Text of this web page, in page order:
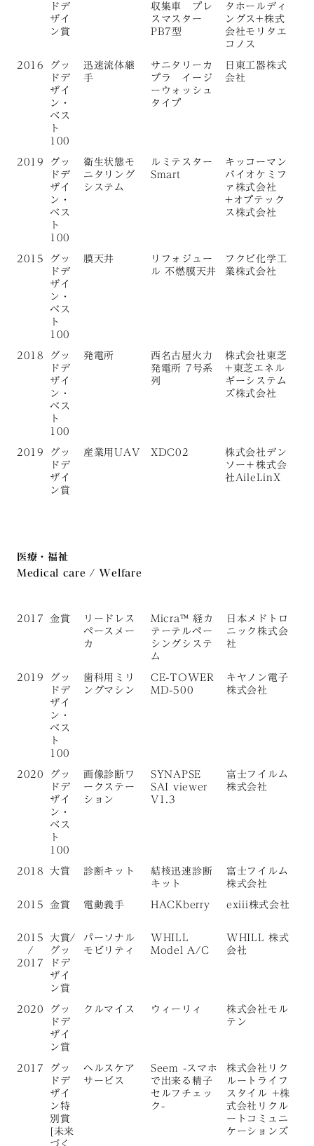
ドデ
ザイ
ン賞
収集車 プレ
スマスター
PB7型
タホールディ
ングス+株式
会社モリタエ
コノス
2016
グッ
ドデ
ザイ
ン・
ベス
ト
100
迅速流体継
手
サニタリーカ
プラ イージ
ーウォッシュ
タイプ
日東工器株式
会社
2019
グッ
ドデ
ザイ
ン・
ベス
ト
100
衛生状態モ
ニタリング
システム
ルミテスター
Smart
キッコーマン
バイオケミフ
ァ株式会社
+オプテック
ス株式会社
2015
グッ
ドデ
ザイ
ン・
ベス
ト
100
膜天井
リフォジュー
ル 不燃膜天井
フクビ化学工
業株式会社
2018
グッ
ドデ
ザイ
ン・
ベス
ト
100
発電所
西名古屋火力
発電所 7号系
列
株式会社東芝
+東芝エネル
ギーシステム
ズ株式会社
2019
グッ
ドデ
ザイ
ン賞
産業用UAV XDC02
株式会社デン
ソー＋株式会
社AileLinX
医療・福祉
Medical care / Welfare
2017 金賞
リードレス
ペースメー
カ
Micra™ 経カ
テーテルペー
シングシステ
ム
日本メドトロ
ニック株式会
社
2019
グッ
ドデ
ザイ
ン・
ベス
ト
100
歯科用ミリ
ングマシン
CE-TOWER
MD-500
キヤノン電子
株式会社
2020
グッ
ドデ
ザイ
ン・
ベス
ト
100
画像診断ワ
ークステー
ション
SYNAPSE
SAI viewer
V1.3
富士フイルム
株式会社
2018 大賞 診断キット
結核迅速診断
キット
富士フイルム
株式会社
2015 金賞 電動義手 HACKberry exiii株式会社
2015
/
2017
大賞/
グッ
ドデ
ザイ
ン賞
パーソナル
モビリティ
WHILL
Model A/C
WHILL 株式
会社
2020
グッ
ドデ
ザイ
ン賞
クルマイス ウィーリィ
株式会社モル
テン
2017
グッ
ドデ
ザイ
ン特
別賞
[未来
づく
ヘルスケア
サービス
Seem -スマホ
で出来る精子
セルフチェッ
ク-
株式会社リク
ルートライフ
スタイル +株
式会社リクル
ートコミュニ
ケーションズ